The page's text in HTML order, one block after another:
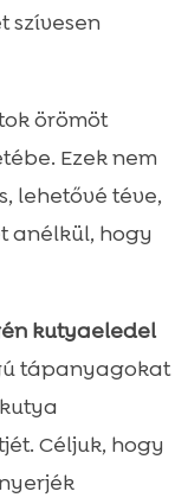
szívesen
örömöt
Ezek nem
lehetővé téve,
anélkül, hogy
kutyaeledel
tápanyagokat
Céljuk, hogy